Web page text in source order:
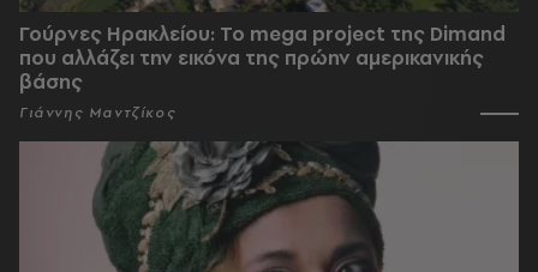
Γούρνες Ηρακλείου: To mega project της Dimand
που αλλάζει την εικόνα της πρώην αμερικανικής
βάσης
Γιάννης Μαντζίκος